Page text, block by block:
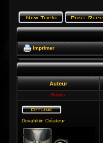
Imprimer
Auteur
Bioris
Dovahkiin Créateur